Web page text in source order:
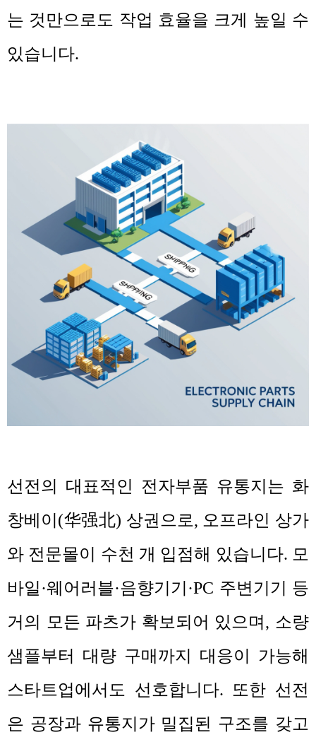
는 것만으로도 작업 효율을 크게 높일 수
있습니다.
선전의 대표적인 전자부품 유통지는 화
창베이 (华强北) 상권으로, 오프라인 상가
와 전문몰이 수천 개 입점해 있습니다. 모
바일·웨어러블·음향기기 ·PC 주변기기 등
거의 모든 파츠가 확보되어 있으며, 소량
샘플부터 대량 구매까지 대응이 가능해
스타트업에서도 선호합니다.
또한 선전
은 공장과 유통지가 밀집된 구조를 갖고